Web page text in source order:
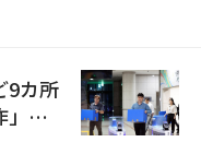
9カ所
」の